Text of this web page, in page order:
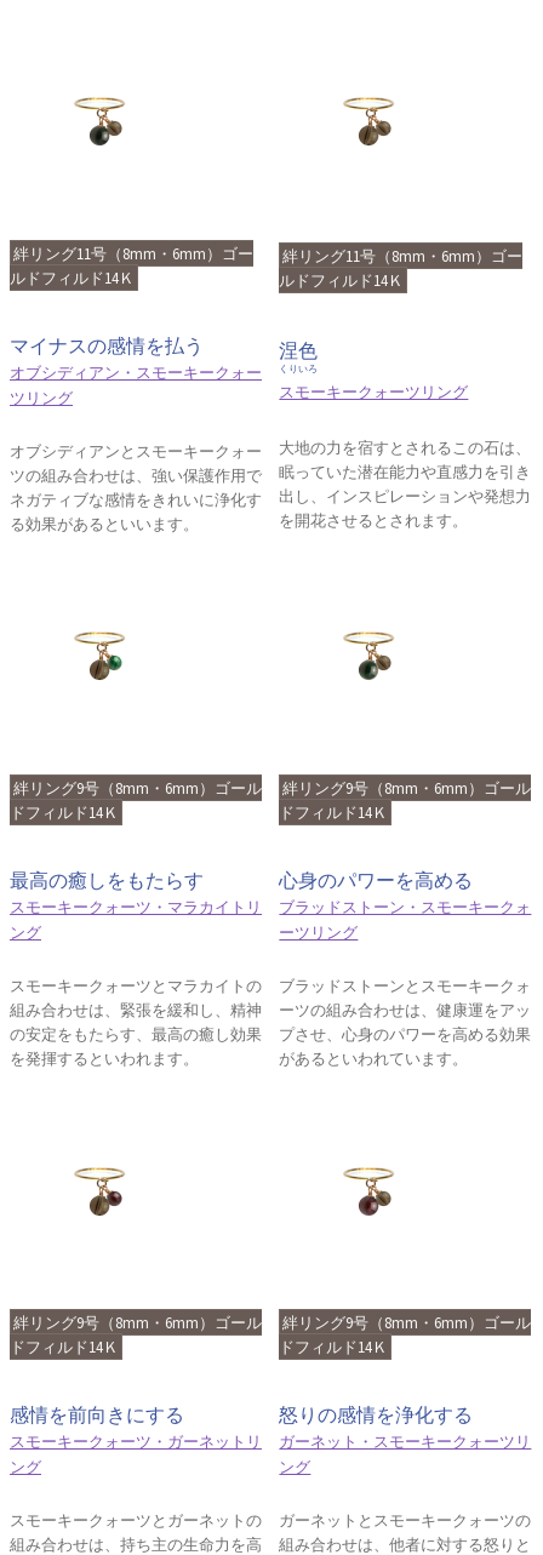
絆リング11号（8mm・6mm）ゴー
ルドフィルド14Ｋ
マイナスの感情を払う
オブシディアン・スモーキークォー
ツリング
オブシディアンとスモーキークォー
ツの組み合わせは、強い保護作用で
ネガティブな感情をきれいに浄化す
る効果があるといいます。
絆リング11号（8mm・6mm）ゴー
ルドフィルド14Ｋ
涅色
くりいろ
スモーキークォーツリング
大地の力を宿すとされるこの石は、
眠っていた潜在能力や直感力を引き
出し、インスピレーションや発想力
を開花させるとされます。
絆リング9号（8mm・6mm）ゴール
ドフィルド14Ｋ
最高の癒しをもたらす
スモーキークォーツ・マラカイトリ
ング
スモーキークォーツとマラカイトの
組み合わせは、緊張を緩和し、精神
の安定をもたらす、最高の癒し効果
を発揮するといわれます。
絆リング9号（8mm・6mm）ゴール
ドフィルド14Ｋ
心身のパワーを高める
ブラッドストーン・スモーキークォ
ーツリング
ブラッドストーンとスモーキークォ
ーツの組み合わせは、健康運をアッ
プさせ、心身のパワーを高める効果
があるといわれています。
絆リング9号（8mm・6mm）ゴール
ドフィルド14Ｋ
感情を前向きにする
スモーキークォーツ・ガーネットリ
ング
スモーキークォーツとガーネットの
組み合わせは、持ち主の生命力を高
絆リング9号（8mm・6mm）ゴール
ドフィルド14Ｋ
怒りの感情を浄化する
ガーネット・スモーキークォーツリ
ング
ガーネットとスモーキークォーツの
組み合わせは、他者に対する怒りと